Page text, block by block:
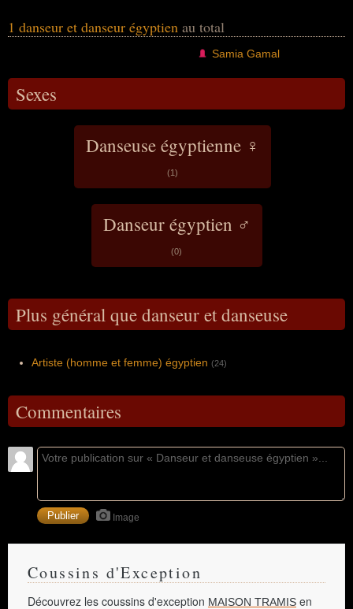
1 danseur et danseur égyptien au total
Samia Gamal
Sexes
Danseuse égyptienne ♀
(1)
Danseur égyptien ♂
(0)
Plus général que danseur et danseuse
Artiste (homme et femme) égyptien (24)
Commentaires
Image
Coussins d'Exception
Découvrez les coussins d'exception MAISON TRAMIS en